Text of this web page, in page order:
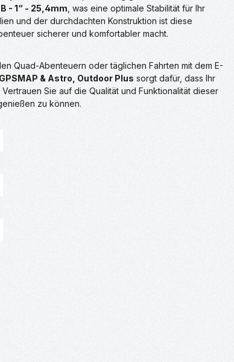
B - 1“ - 25,4mm , was eine optimale Stabilität für Ihr
und der durchdachten Konstruktion ist diese
sicherer und komfortabler macht.
Quad-Abenteuern oder täglichen Fahrten mit dem E-
& Astro, Outdoor Plus sorgt dafür, dass Ihr
Sie auf die Qualität und Funktionalität dieser
zu können.